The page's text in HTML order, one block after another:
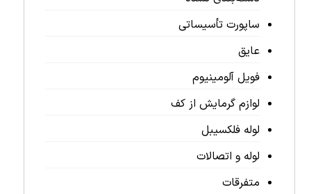
ساپورت تأسیساتی
عایق
فویل آلومینیوم
لوازم گرمایش از کف
لوله فلکسیبل
لوله و اتصالات
متفرقات